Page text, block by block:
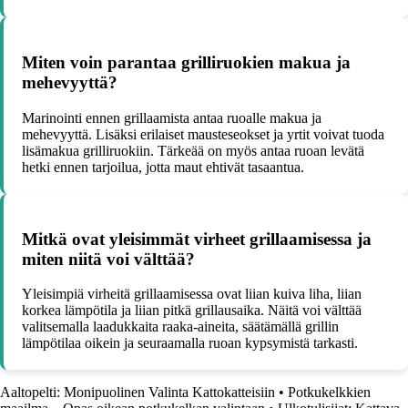
Miten voin parantaa grilliruokien makua ja
mehevyyttä?
Marinointi ennen grillaamista antaa ruoalle makua ja
mehevyyttä. Lisäksi erilaiset mausteseokset ja yrtit voivat tuoda
lisämakua grilliruokiin. Tärkeää on myös antaa ruoan levätä
hetki ennen tarjoilua, jotta maut ehtivät tasaantua.
Mitkä ovat yleisimmät virheet grillaamisessa ja
miten niitä voi välttää?
Yleisimpiä virheitä grillaamisessa ovat liian kuiva liha, liian
korkea lämpötila ja liian pitkä grillausaika. Näitä voi välttää
valitsemalla laadukkaita raaka-aineita, säätämällä grillin
lämpötilaa oikein ja seuraamalla ruoan kypsymistä tarkasti.
Aaltopelti: Monipuolinen Valinta Kattokatteisiin • Potkukelkkien